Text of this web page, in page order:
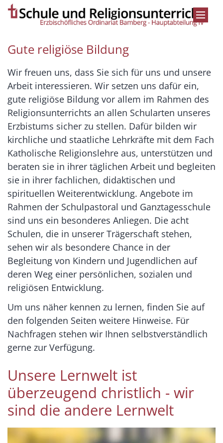
Zum Inhalt springen
Gute religiöse Bildung
Wir freuen uns, dass Sie sich für uns und unsere
Arbeit interessieren. Wir setzen uns dafür ein,
gute religiöse Bildung vor allem im Rahmen des
Religionsunterrichts an allen Schularten unseres
Erzbistums sicher zu stellen. Dafür bilden wir
kirchliche und staatliche Lehrkräfte mit dem Fach
Katholische Religionslehre aus, unterstützen und
beraten sie in ihrer täglichen Arbeit und begleiten
sie in ihrer fachlichen, didaktischen und
spirituellen Weiterentwicklung. Angebote im
Rahmen der Schulpastoral und Ganztagesschule
sind uns ein besonderes Anliegen. Die acht
Schulen, die in unserer Trägerschaft stehen,
sehen wir als besondere Chance in der
Begleitung von Kindern und Jugendlichen auf
deren Weg einer persönlichen, sozialen und
religiösen Entwicklung.
Um uns näher kennen zu lernen, finden Sie auf
den folgenden Seiten weitere Hinweise. Für
Nachfragen stehen wir Ihnen selbstverständlich
gerne zur Verfügung.
Unsere Lernwelt ist
überzeugend christlich - wir
sind die andere Lernwelt